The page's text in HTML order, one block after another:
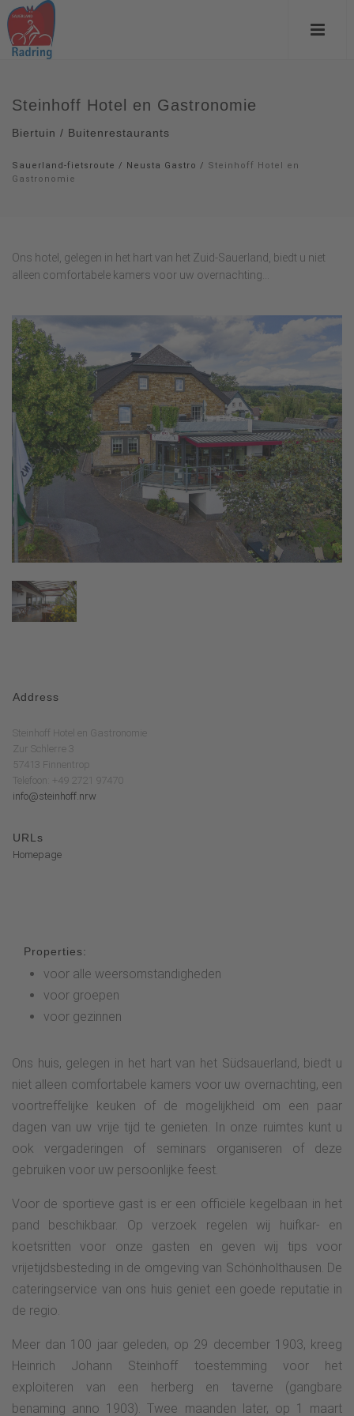
Steinhoff Hotel en Gastronomie
Biertuin / Buitenrestaurants
Sauerland-fietsroute / Neusta Gastro / Steinhoff Hotel en
Gastronomie
Ons hotel, gelegen in het hart van het Zuid-Sauerland, biedt u niet
alleen comfortabele kamers voor uw overnachting...
Address
Steinhoff Hotel en Gastronomie
Zur Schlerre 3
57413 Finnentrop
Telefoon: +49 2721 97470
info@steinhoff.nrw
URLs
Homepage
Properties:
voor alle weersomstandigheden
voor groepen
voor gezinnen
Ons huis, gelegen in het hart van het Südsauerland, biedt u
niet alleen comfortabele kamers voor uw overnachting, een
voortreffelijke keuken of de mogelijkheid om een paar
dagen van uw vrije tijd te genieten. In onze ruimtes kunt u
ook vergaderingen of seminars organiseren of deze
gebruiken voor uw persoonlijke feest.
Voor de sportieve gast is er een officiële kegelbaan in het
pand beschikbaar. Op verzoek regelen wij huifkar- en
koetsritten voor onze gasten en geven wij tips voor
vrijetijdsbesteding in de omgeving van Schönholthausen. De
cateringservice van ons huis geniet een goede reputatie in
de regio.
Meer dan 100 jaar geleden, op 29 december 1903, kreeg
Heinrich Johann Steinhoff toestemming voor het
exploiteren van een herberg en taverne (gangbare
benaming anno 1903). Twee maanden later, op 1 maart